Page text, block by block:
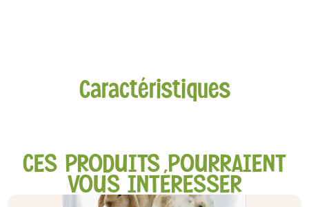
Caractéristiques
CES PRODUITS POURRAIENT
VOUS INTÉRESSER